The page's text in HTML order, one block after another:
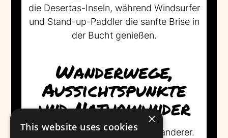
die Desertas-Inseln, während Windsurfer
und Stand-up-Paddler die sanfte Brise in
der Bucht genießen.
Wanderwege,
Aussichtspunkte
und Naturwunder
Machico ist ein Paradies für Wanderer.
×
This website uses cookies